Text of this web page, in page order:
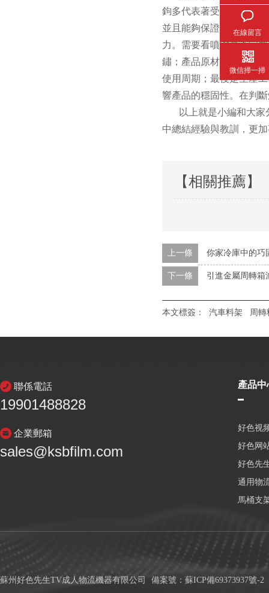
鉤多代表著受力的好壞
並且能夠保證較長的使用
力。需要看噴塗是否完整
鏽；產品原材料的質量
使用周期；最後是生產
響產品的穩固性。在判
以上就是小編和大家分
中總結經驗與教訓，更加事
【相關推薦】
上一條 你家冷庫中的巧
下一條 引進金屬周轉箱
本文標簽： 汽車料架 周轉
聯係電話
19901488828
企業郵箱
sales@ksbfilm.com
產品中
好色视
好色网
好色先
通用物
馬桶支
蘇州好色先生TV成人物流機器有限公司 備案號： 蘇ICP備69373937號-2
在線留言
微信掃一掃